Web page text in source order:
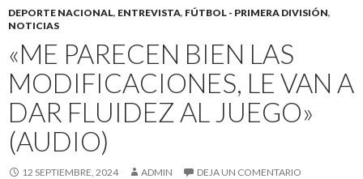
DEPORTE NACIONAL, ENTREVISTA, FÚTBOL - PRIMERA DIVISIÓN,
NOTICIAS
«ME PARECEN BIEN LAS
MODIFICACIONES, LE VAN A
DAR FLUIDEZ AL JUEGO»
(AUDIO)
12 SEPTIEMBRE, 2024 ADMIN DEJA UN COMENTARIO